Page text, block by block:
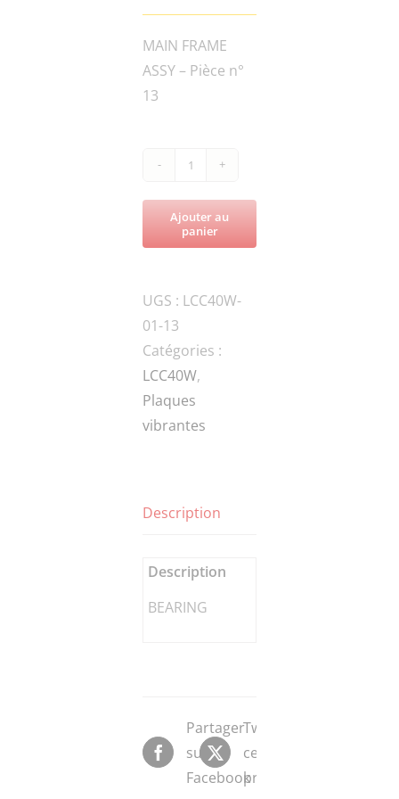
MAIN FRAME
ASSY – Pièce n°
13
quantité
de
LCC40W-
W01-
JBEARING
Ajouter au
panier
UGS : LCC40W-
01-13
Catégories :
LCC40W,
Plaques
vibrantes
Description
Description
BEARING
Partager
sur
Facebook
Tweeter
ce
produit